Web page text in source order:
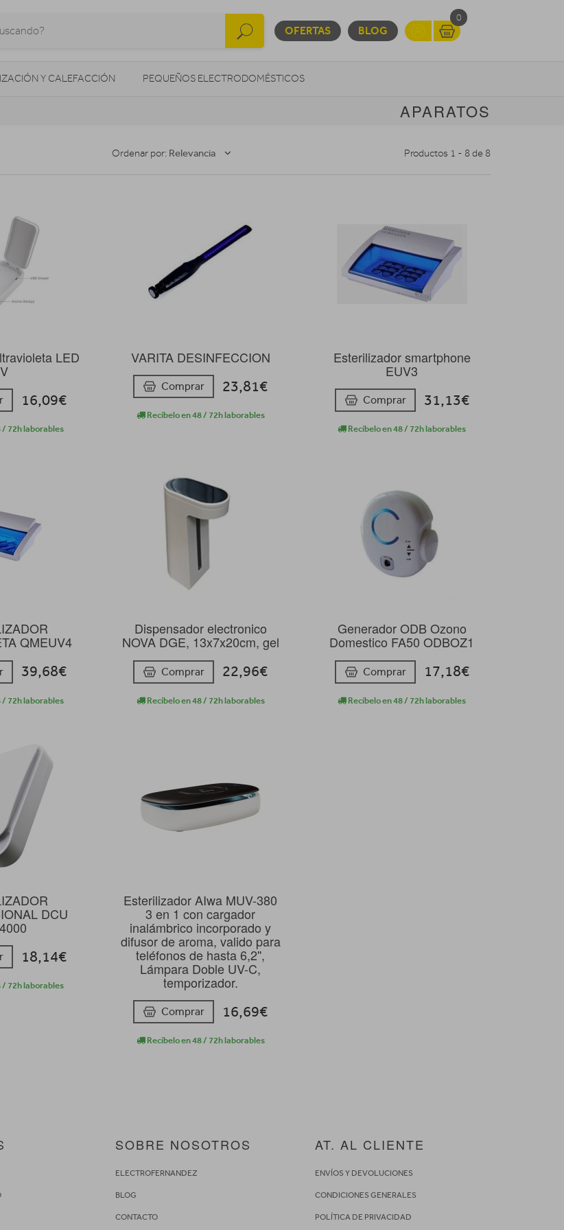
OFERTAS BLOG
0
Y CALEFACCIÓN PEQUEÑOS ELECTRODOMÉSTICOS
MOVILIDAD URBANA
HIGIENE Y SALUD ENERGÍA
APARATOS
Ordenar por: Relevancia Productos 1 - 8 de 8
LED
16,09€
/ 72h laborables
VARITA DESINFECCION
Comprar 23,81€
Recíbelo en 48 / 72h laborables
Esterilizador smartphone
EUV3
Comprar 31,13€
Recíbelo en 48 / 72h laborables
QMEUV4
39,68€
/ 72h laborables
Dispensador electronico
NOVA DGE, 13x7x20cm, gel
Comprar 22,96€
Recíbelo en 48 / 72h laborables
Generador ODB Ozono
Domestico FA50 ODBOZ1
Comprar 17,18€
Recíbelo en 48 / 72h laborables
DCU
18,14€
/ 72h laborables
Esterilizador AIwa MUV-380
3 en 1 con cargador
inalámbrico incorporado y
difusor de aroma, valido para
teléfonos de hasta 6,2'',
Lámpara Doble UV-C,
temporizador.
Comprar 16,69€
Recíbelo en 48 / 72h laborables
SOBRE NOSOTROS
ELECTROFERNANDEZ
BLOG
CONTACTO
AT. AL CLIENTE
ENVÍOS Y DEVOLUCIONES
CONDICIONES GENERALES
POLÍTICA DE PRIVACIDAD